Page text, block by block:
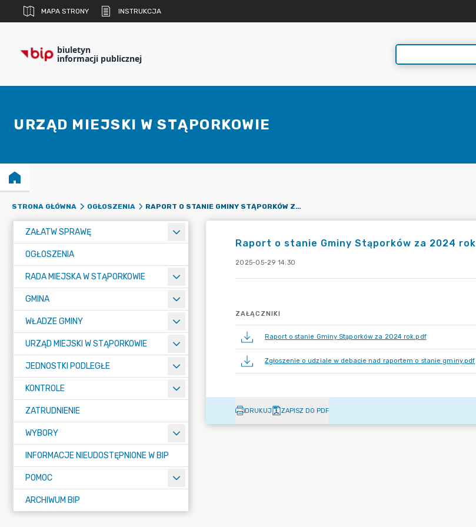
MAPA STRONY INSTRUKCJA
biuletyn
informacji publicznej
URZĄD MIEJSKI W STĄPORKOWIE
STRONA GŁÓWNA OGŁOSZENIA RAPORT O STANIE GMINY STĄPORKÓW ZA 2024 ROK
ZAŁATW SPRAWĘ
OGŁOSZENIA
RADA MIEJSKA W STĄPORKOWIE
GMINA
WŁADZE GMINY
URZĄD MIEJSKI W STĄPORKOWIE
JEDNOSTKI PODLEGŁE
KONTROLE
ZATRUDNIENIE
WYBORY
INFORMACJE NIEUDOSTĘPNIONE W BIP
POMOC
ARCHIWUM BIP
Raport o stanie Gminy Stąporków za 2024 rok
2025-05-29 14:30
ZAŁĄCZNIKI
Raport o stanie Gminy Stąporków za 2024 rok.pdf
Zgłoszenie o udziale w debacie nad raportem o stanie gminy.pdf
DRUKUJ ZAPISZ DO PDF